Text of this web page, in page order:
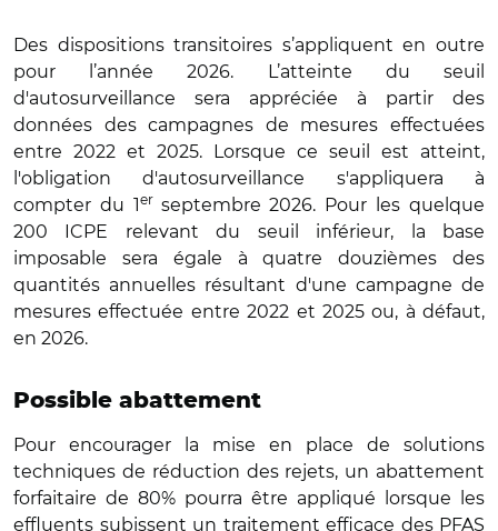
Des dispositions transitoires s’appliquent en outre
pour l’année 2026. L’atteinte du seuil
d'autosurveillance sera appréciée à partir des
données des campagnes de mesures effectuées
entre 2022 et 2025. Lorsque ce seuil est atteint,
l'obligation d'autosurveillance s'appliquera à
compter du 1er septembre 2026. Pour les quelque
200 ICPE relevant du seuil inférieur, la base
imposable sera égale à quatre douzièmes des
quantités annuelles résultant d'une campagne de
mesures effectuée entre 2022 et 2025 ou, à défaut,
en 2026.
Possible abattement
Pour encourager la mise en place de solutions
techniques de réduction des rejets, un abattement
forfaitaire de 80% pourra être appliqué lorsque les
effluents subissent un traitement efficace des PFAS